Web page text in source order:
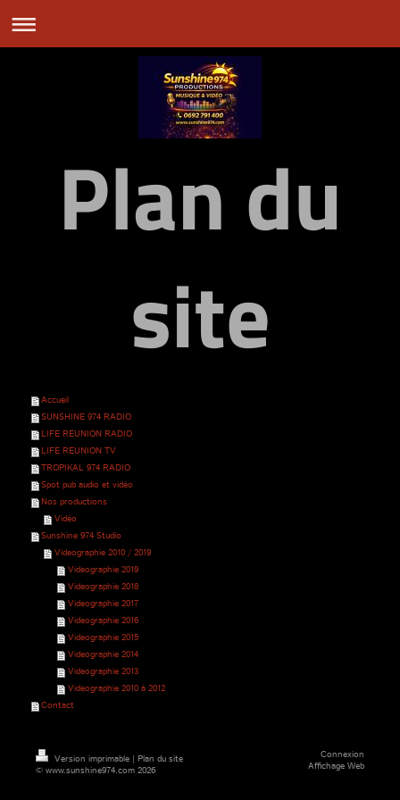
Plan du
site
Accueil
SUNSHINE 974 RADIO
LIFE REUNION RADIO
LIFE REUNION TV
TROPIKAL 974 RADIO
Spot pub audio et vidéo
Nos productions
Vidéo
Sunshine 974 Studio
Videographie 2010 / 2019
Videographie 2019
Videographie 2018
Videographie 2017
Videographie 2016
Videographie 2015
Videographie 2014
Videographie 2013
Videographie 2010 à 2012
Contact
Version imprimable | Plan du site
© www.sunshine974.com 2026
Connexion
Affichage Web